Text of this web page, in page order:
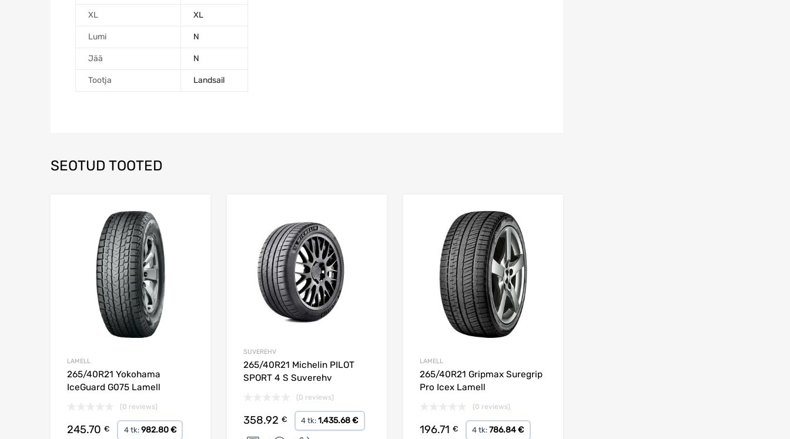
XL XL
Lumi N
Jää N
Tootja Landsail
SEOTUD TOOTED
LAMELL
265/40R21 Yokohama
IceGuard G075 Lamell
(0 reviews)
245.70 € 4 tk: 982.80 €
SUVEREHV
265/40R21 Michelin PILOT
SPORT 4 S Suverehv
(0 reviews)
358.92 € 4 tk:1,435.68 €
LAMELL
265/40R21 Gripmax Suregrip
Pro Icex Lamell
(0 reviews)
196.71 € 4 tk:786.84 €